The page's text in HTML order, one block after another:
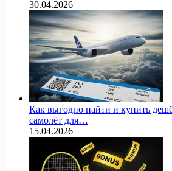
30.04.2026
Как выгодно найти и купить
самолёт для…
15.04.2026